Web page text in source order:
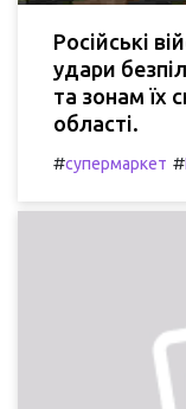
Російські
удари
та зонам їх
області.
#супермаркет #